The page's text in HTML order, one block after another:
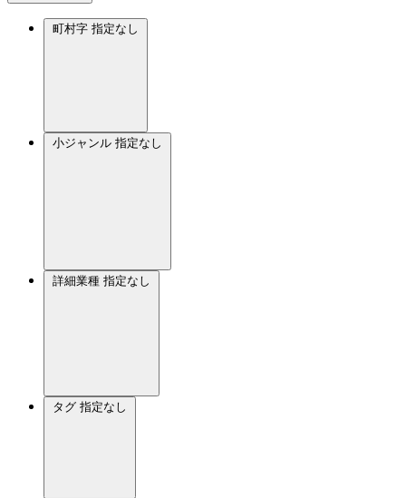
町村字 指定なし
小ジャンル 指定なし
詳細業種 指定なし
タグ 指定なし